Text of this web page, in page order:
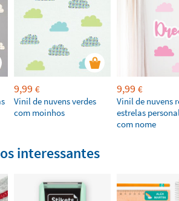
9,99 €
Vinil de nuvens verdes
com moinhos
9,99 €
Vinil de nuvens
estrelas
com nome
interessantes